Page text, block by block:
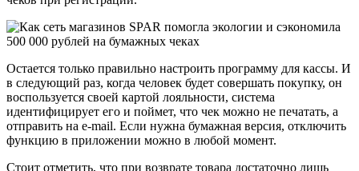
Остается только правильно настроить программу для кассы. И
в следующий раз, когда человек будет совершать покупку, он
воспользуется своей картой лояльности, система
идентифицирует его и поймет, что чек можно не печатать, а
отправить на e-mail. Если нужна бумажная версия, отключить
функцию в приложении можно в любой момент.
Стоит отметить, что при возврате товара достаточно лишь